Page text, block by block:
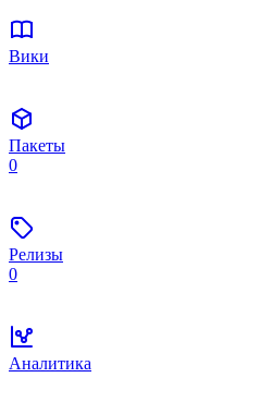
Вики
Пакеты
0
Релизы
0
Аналитика